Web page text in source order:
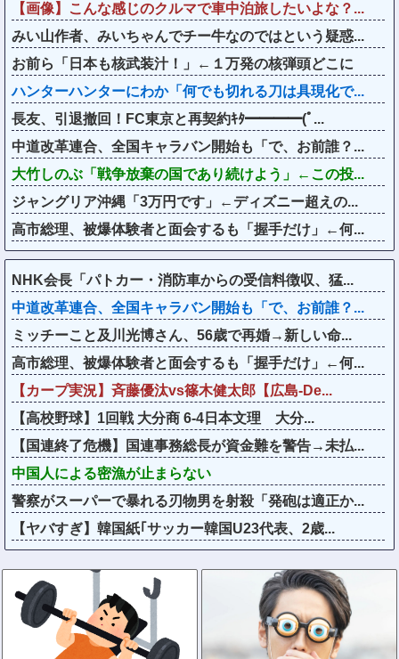
【画像】こんな感じのクルマで車中泊旅したいよな？...
みい山作者、みいちゃんでチー牛なのではという疑惑...
お前ら「日本も核武装汁！」←１万発の核弾頭どこに
ハンターハンターにわか「何でも切れる刀は具現化で...
長友、引退撤回！FC東京と再契約ｷﾀ━━━━(ﾟ...
中道改革連合、全国キャラバン開始も「で、お前誰？...
大竹しのぶ「戦争放棄の国であり続けよう」←この投...
ジャングリア沖縄「3万円です」←ディズニー超えの...
高市総理、被爆体験者と面会するも「握手だけ」←何...
NHK会長「パトカー・消防車からの受信料徴収、猛...
中道改革連合、全国キャラバン開始も「で、お前誰？...
ミッチーこと及川光博さん、56歳で再婚→新しい命...
高市総理、被爆体験者と面会するも「握手だけ」←何...
【カープ実況】斉藤優汰vs篠木健太郎【広島-De...
【高校野球】1回戦 大分商 6-4日本文理 大分...
【国連終了危機】国連事務総長が資金難を警告→未払...
中国人による密漁が止まらない
警察がスーパーで暴れる刃物男を射殺「発砲は適正か...
【ヤバすぎ】韓国紙｢サッカー韓国U23代表、2歳...